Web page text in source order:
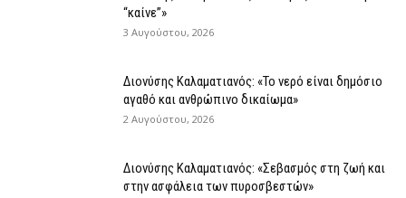
“καίνε”»
3 Αυγούστου, 2026
Διονύσης Καλαματιανός: «Το νερό είναι δημόσιο
αγαθό και ανθρώπινο δικαίωμα»
2 Αυγούστου, 2026
Διονύσης Καλαματιανός: «Σεβασμός στη ζωή και
στην ασφάλεια των πυροσβεστών»